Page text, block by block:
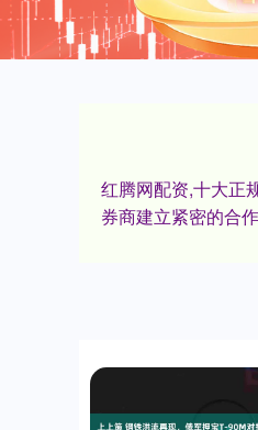
红腾网配资,十大正
券商建立紧密的合